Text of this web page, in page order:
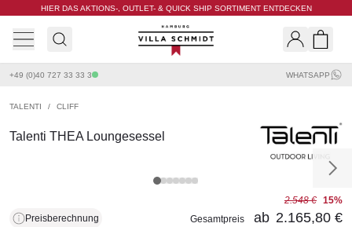
HIER DAS AKTIONS-, OUTLET- & QUICK SHIP SORTIMENT ENTDECKEN
Villa Schmidt
+49 (0)40 727 33 33 3 WHATSAPP
TALENTI / CLIFF
Talenti THEA Loungesessel
Preisberechnung
2.548 € 15%
Gesamtpreis
ab 2.165,80 €